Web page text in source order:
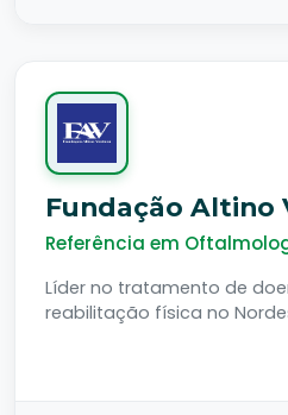
Fundação Altino
Referência em
Líder no tratamento de
reabilitação física no